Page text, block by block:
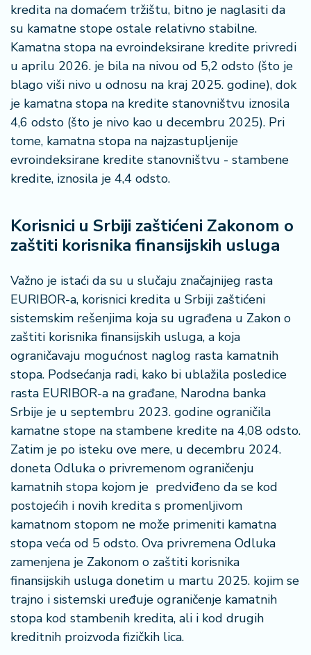
kredita na domaćem tržištu, bitno je naglasiti da
su kamatne stope ostale relativno stabilne.
Kamatna stopa na evroindeksirane kredite privredi
u aprilu 2026. je bila na nivou od 5,2 odsto (što je
blago viši nivo u odnosu na kraj 2025. godine), dok
je kamatna stopa na kredite stanovništvu iznosila
4,6 odsto (što je nivo kao u decembru 2025). Pri
tome, kamatna stopa na najzastupljenije
evroindeksirane kredite stanovništvu - stambene
kredite, iznosila je 4,4 odsto.
Korisnici u Srbiji zaštićeni Zakonom o
zaštiti korisnika finansijskih usluga
Važno je istaći da su u slučaju značajnijeg rasta
EURIBOR-a, korisnici kredita u Srbiji zaštićeni
sistemskim rešenjima koja su ugrađena u Zakon o
zaštiti korisnika finansijskih usluga, a koja
ograničavaju mogućnost naglog rasta kamatnih
stopa. Podsećanja radi, kako bi ublažila posledice
rasta EURIBOR-a na građane, Narodna banka
Srbije je u septembru 2023. godine ograničila
kamatne stope na stambene kredite na 4,08 odsto.
Zatim je po isteku ove mere, u decembru 2024.
doneta Odluka o privremenom ograničenju
kamatnih stopa kojom je predviđeno da se kod
postojećih i novih kredita s promenljivom
kamatnom stopom ne može primeniti kamatna
stopa veća od 5 odsto. Ova privremena Odluka
zamenjena je Zakonom o zaštiti korisnika
finansijskih usluga donetim u martu 2025. kojim se
trajno i sistemski uređuje ograničenje kamatnih
stopa kod stambenih kredita, ali i kod drugih
kreditnih proizvoda fizičkih lica.